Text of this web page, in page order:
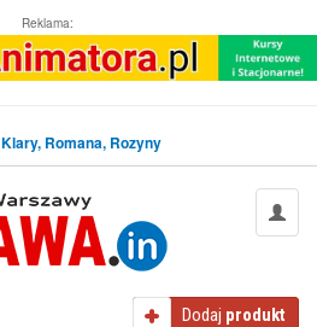
Reklama:
Klary, Romana, Rozyny
Dodaj produkt